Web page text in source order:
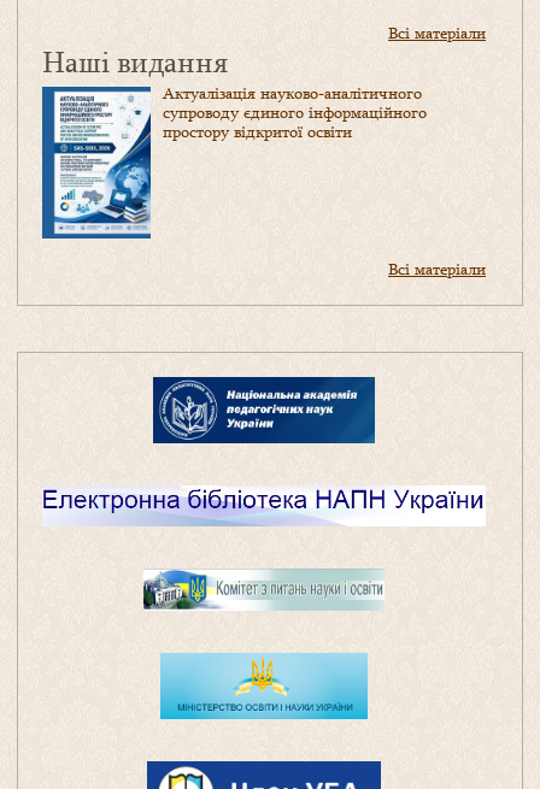
Всі матеріали
Наші видання
Актуалізація науково-аналітичного
супроводу єдиного інформаційного
простору відкритої освіти
Всі матеріали